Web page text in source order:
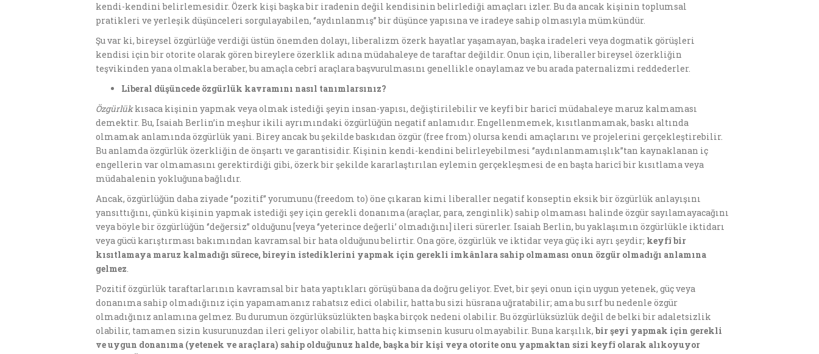
kendi-kendini belirlemesidir. Özerk kişi başka bir iradenin değil kendisinin belirlediği amaçları izler. Bu da ancak kişinin toplumsal
pratikleri ve yerleşik düşünceleri sorgulayabilen, ‘’aydınlanmış’’ bir düşünce yapısına ve iradeye sahip olmasıyla mümkündür.
Şu var ki, bireysel özgürlüğe verdiği üstün önemden dolayı, liberalizm özerk hayatlar yaşamayan, başka iradeleri veya dogmatik görüşleri
kendisi için bir otorite olarak gören bireylere özerklik adına müdahaleye de taraftar değildir. Onun için, liberaller bireysel özerkliğin
teşvikinden yana olmakla beraber, bu amaçla cebrî araçlara başvurulmasını genellikle onaylamaz ve bu arada paternalizmi reddederler.
Liberal düşüncede özgürlük kavramını nasıl tanımlarsınız?
Özgürlükkısaca kişinin yapmak veya olmak istediği şeyin insan-yapısı, değiştirilebilir ve keyfî bir haricî müdahaleye maruz kalmaması
demektir. Bu, Isaiah Berlin’in meşhur ikili ayrımındaki özgürlüğün negatif anlamıdır. Engellenmemek, kısıtlanmamak, baskı altında
olmamak anlamında özgürlük yani. Birey ancak bu şekilde baskıdan özgür (free from) olursa kendi amaçlarını ve projelerini gerçekleştirebilir.
Bu anlamda özgürlük özerkliğin de önşartı ve garantisidir. Kişinin kendi-kendini belirleyebilmesi ‘’aydınlanmamışlık’’tan kaynaklanan iç
engellerin var olmamasını gerektirdiği gibi, özerk bir şekilde kararlaştırılan eylemin gerçekleşmesi de en başta haricî bir kısıtlama veya
müdahalenin yokluğuna bağlıdır.
Ancak, özgürlüğün daha ziyade ‘’pozitif’’ yorumunu (freedom to) öne çıkaran kimi liberaller negatif konseptin eksik bir özgürlük anlayışını
yansıttığını, çünkü kişinin yapmak istediği şey için gerekli donanıma (araçlar, para, zenginlik) sahip olmaması halinde özgür sayılamayacağını
veya böyle bir özgürlüğün ‘’değersiz’’ olduğunu [veya ‘’yeterince değerli’ olmadığını] ileri sürerler. Isaiah Berlin, bu yaklaşımın özgürlükle iktidarı
veya gücü karıştırması bakımından kavramsal bir hata olduğunu belirtir. Ona göre, özgürlük ve iktidar veya güç iki ayrı şeydir; keyfî bir
kısıtlamaya maruz kalmadığı sürece, bireyin istediklerini yapmak için gerekli imkânlara sahip olmaması onun özgür olmadığı anlamına
gelmez.
Pozitif özgürlük taraftarlarının kavramsal bir hata yaptıkları görüşü bana da doğru geliyor. Evet, bir şeyi onun için uygun yetenek, güç veya
donanıma sahip olmadığınız için yapamamanız rahatsız edici olabilir, hatta bu sizi hüsrana uğratabilir; ama bu sırf bu nedenle özgür
olmadığınız anlamına gelmez. Bu durumun özgürlüksüzlükten başka birçok nedeni olabilir. Bu özgürlüksüzlük değil de belki bir adaletsizlik
olabilir, tamamen sizin kusurunuzdan ileri geliyor olabilir, hatta hiç kimsenin kusuru olmayabilir. Buna karşılık, bir şeyi yapmak için gerekli
ve uygun donanıma (yetenek ve araçlara) sahip olduğunuz halde, başka bir kişi veya otorite onu yapmaktan sizi keyfî olarak alıkoyuyor